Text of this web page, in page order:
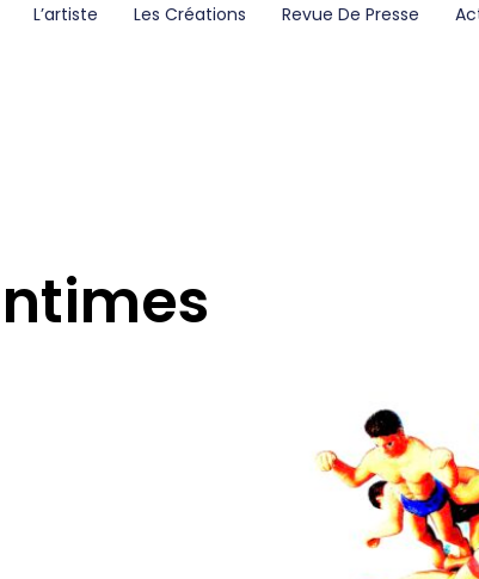
L’artiste Les Créations Revue De Presse